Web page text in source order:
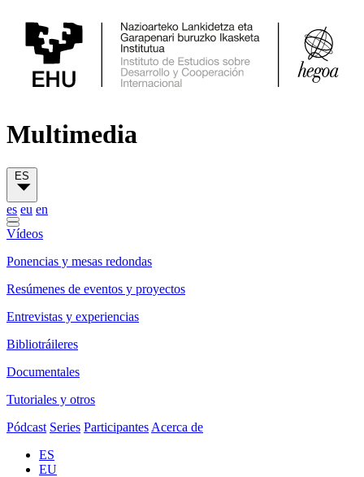
Multimedia
ES
es eu en
Vídeos
Ponencias y mesas redondas
Resúmenes de eventos y proyectos
Entrevistas y experiencias
Bibliotráileres
Documentales
Tutoriales y otros
Pódcast Series Participantes Acerca de
ES
EU